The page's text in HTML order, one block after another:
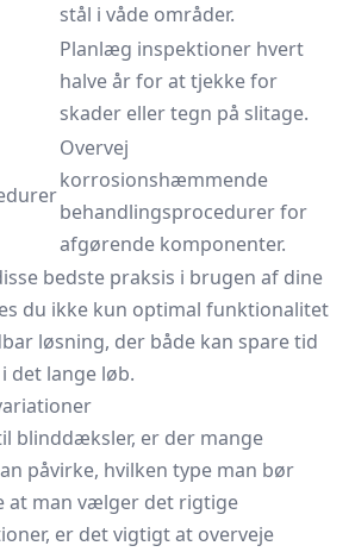
stål i våde områder.
Planlæg inspektioner hvert
halve år for at tjekke for
skader eller tegn på slitage.
Overvej
korrosionshæmmende
behandlingsprocedurer for
afgørende komponenter.
bedste praksis i brugen af dine
du ikke kun optimal funktionalitet
løsning, der både kan spare tid
det lange løb.
blinddæksler, er der mange
påvirke, hvilken type man bør
at man vælger det rigtige
er det vigtigt at overveje